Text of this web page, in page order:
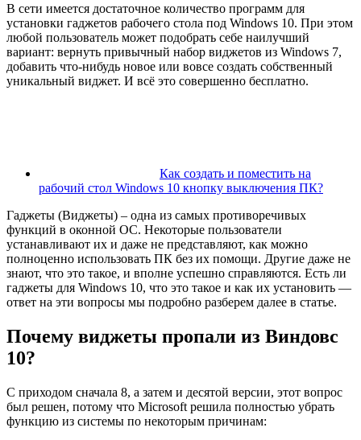
В сети имеется достаточное количество программ для
установки гаджетов рабочего стола под Windows 10. При этом
любой пользователь может подобрать себе наилучший
вариант: вернуть привычный набор виджетов из Windows 7,
добавить что-нибудь новое или вовсе создать собственный
уникальный виджет. И всё это совершенно бесплатно.
Как создать и поместить на
рабочий стол Windows 10 кнопку выключения ПК?
Гаджеты (Виджеты) – одна из самых противоречивых
функций в оконной ОС. Некоторые пользователи
устанавливают их и даже не представляют, как можно
полноценно использовать ПК без их помощи. Другие даже не
знают, что это такое, и вполне успешно справляются. Есть ли
гаджеты для Windows 10, что это такое и как их установить —
ответ на эти вопросы мы подробно разберем далее в статье.
Почему виджеты пропали из Виндовс
10?
С приходом сначала 8, а затем и десятой версии, этот вопрос
был решен, потому что Microsoft решила полностью убрать
функцию из системы по некоторым причинам: